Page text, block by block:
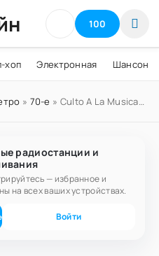
100
хоп Электронная Шансон
» 70-е » Culto A La Musica Radio
радиостанции и
— избранное и
на всех ваших устройствах.
Войти